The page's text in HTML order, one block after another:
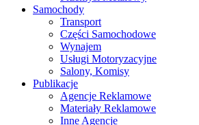
Samochody
Transport
Części Samochodowe
Wynajem
Usługi Motoryzacyjne
Salony, Komisy
Publikacje
Agencje Reklamowe
Materiały Reklamowe
Inne Agencje